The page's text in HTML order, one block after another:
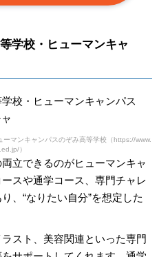
学校・ヒューマンキャ
マンキャンパスのぞみ高等学校（https://www.
）
立できるのがヒューマンキャ
スや通学コース、専門チャレ
、“なりたい自分”を想定した
スト、美容関連といった専門